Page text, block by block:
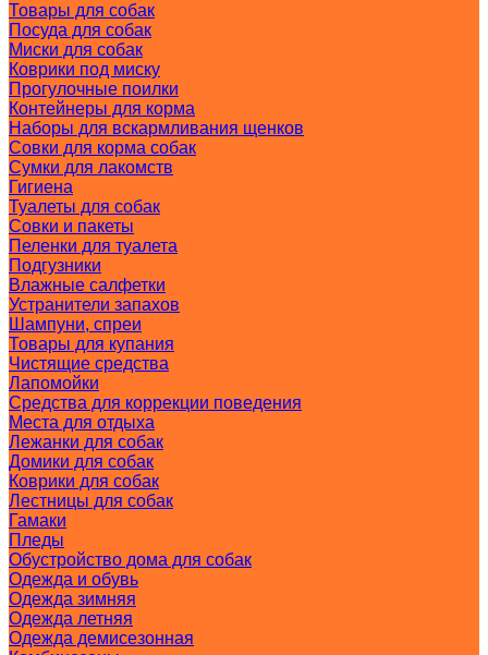
Товары для собак
Посуда для собак
Миски для собак
Коврики под миску
Прогулочные поилки
Контейнеры для корма
Наборы для вскармливания щенков
Совки для корма собак
Сумки для лакомств
Гигиена
Туалеты для собак
Совки и пакеты
Пеленки для туалета
Подгузники
Влажные салфетки
Устранители запахов
Шампуни, спреи
Товары для купания
Чистящие средства
Лапомойки
Средства для коррекции поведения
Места для отдыха
Лежанки для собак
Домики для собак
Коврики для собак
Лестницы для собак
Гамаки
Пледы
Обустройство дома для собак
Одежда и обувь
Одежда зимняя
Одежда летняя
Одежда демисезонная